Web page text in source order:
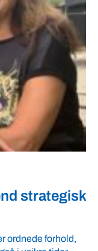
strategisk
ordnede forhold,